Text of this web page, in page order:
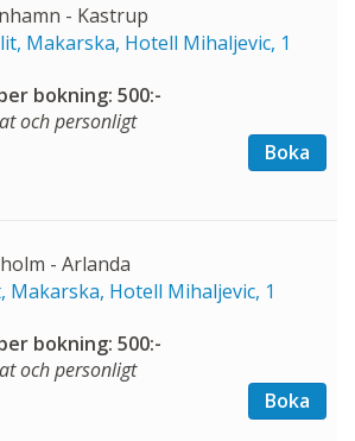
- Kastrup
Makarska, Hotell Mihaljevic, 1
bokning: 500:-
och personligt
Boka
- Arlanda
Makarska, Hotell Mihaljevic, 1
bokning: 500:-
och personligt
Boka